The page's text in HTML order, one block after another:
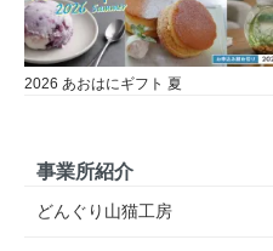
2026 あおはにギフト 夏
事業所紹介
どんぐり山猫工房